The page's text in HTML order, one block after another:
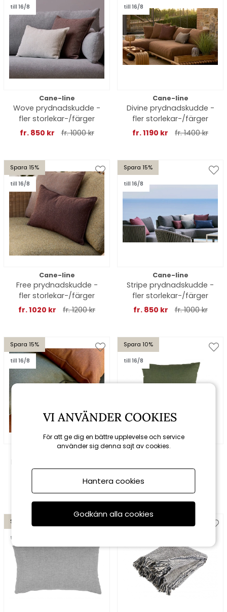
till 16/8
Cane-line
Wove prydnadskudde -
fler storlekar-/färger
fr. 850 kr
fr. 1000 kr
till 16/8
Cane-line
Divine prydnadskudde -
fler storlekar-/färger
fr. 1190 kr
fr. 1400 kr
Spara 15%
till 16/8
Cane-line
Free prydnadskudde -
fler storlekar-/färger
fr. 1020 kr
fr. 1200 kr
Spara 15%
till 16/8
Cane-line
Stripe prydnadskudde -
fler storlekar-/färger
fr. 850 kr
fr. 1000 kr
Spara 15%
till 16/8
fler storlekar-/färger
Spara 10%
till 16/8
garden green
Spara 10%
till 16/8
VI ANVÄNDER COOKIES
För att ge dig en bättre upplevelse och service
använder sig denna sajt av cookies.
Hantera cookies
Godkänn alla cookies